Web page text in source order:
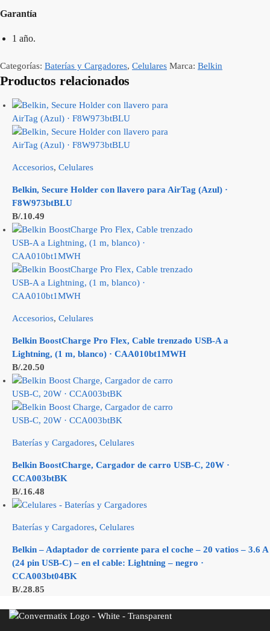
Garantía
1 año.
Categorías: Baterías y Cargadores, Celulares Marca: Belkin
Productos relacionados
Accesorios, Celulares
Belkin, Secure Holder con llavero para AirTag (Azul) ·
F8W973btBLU
B/.10.49
Accesorios, Celulares
Belkin BoostCharge Pro Flex, Cable trenzado USB-A a
Lightning, (1 m, blanco) · CAA010bt1MWH
B/.20.50
Baterías y Cargadores, Celulares
Belkin BoostCharge, Cargador de carro USB-C, 20W ·
CCA003btBK
B/.16.48
Baterías y Cargadores, Celulares
Belkin – Adaptador de corriente para el coche – 20 vatios – 3.6 A
(24 pin USB-C) – en el cable: Lightning – negro ·
CCA003bt04BK
B/.28.85